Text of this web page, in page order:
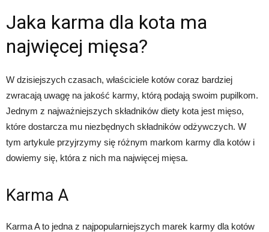
Jaka karma dla kota ma
najwięcej mięsa?
W dzisiejszych czasach, właściciele kotów coraz bardziej
zwracają uwagę na jakość karmy, którą podają swoim pupilkom.
Jednym z najważniejszych składników diety kota jest mięso,
które dostarcza mu niezbędnych składników odżywczych. W
tym artykule przyjrzymy się różnym markom karmy dla kotów i
dowiemy się, która z nich ma najwięcej mięsa.
Karma A
Karma A to jedna z najpopularniejszych marek karmy dla kotów